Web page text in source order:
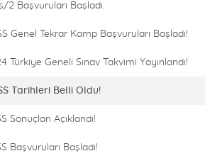
2 Başvuruları Başladı.
Genel Tekrar Kamp Başvuruları Başladı!
Türkiye Geneli Sınav Takvimi Yayınlandı!
Tarihleri Belli Oldu!
Sonuçları Açıklandı!
Başvuruları Başladı!